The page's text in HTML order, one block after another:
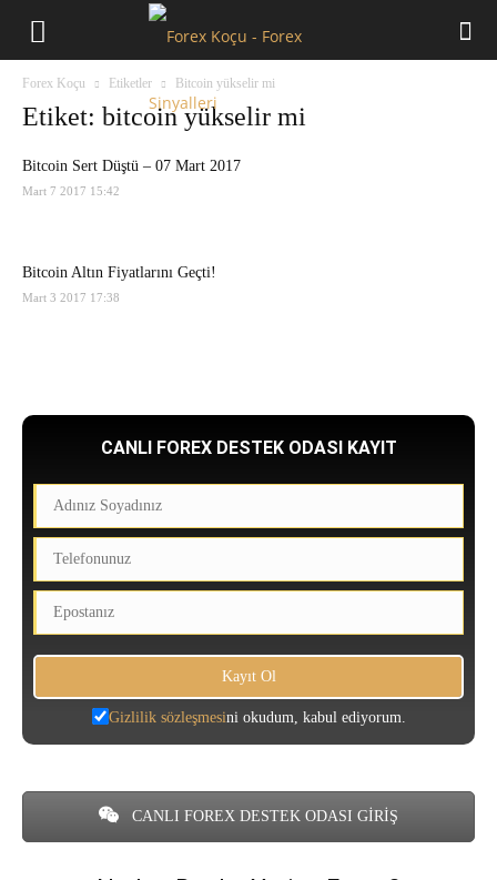
Forex Koçu Etiketler Bitcoin yükselir mi
Etiket: bitcoin yükselir mi
Bitcoin Sert Düştü – 07 Mart 2017
Mart 7 2017 15:42
Bitcoin Altın Fiyatlarını Geçti!
Mart 3 2017 17:38
CANLI FOREX DESTEK ODASI KAYIT
Gizlilik sözleşmesini okudum, kabul ediyorum.
CANLI FOREX DESTEK ODASI GİRİŞ